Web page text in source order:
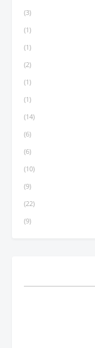
(3)
(1)
(1)
(2)
(1)
(1)
(14)
(6)
(6)
(10)
(9)
(22)
(9)